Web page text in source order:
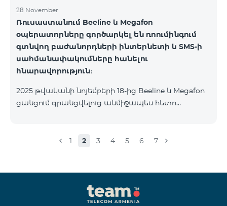
սակագնային փաթեթին, որի շրջանակներում
կստանան անսահմանափակ ինտերնետ, 2000
րոպե դեպի ՀՀ բոլոր ցանցեր, ԱՄՆ, Կանադա, ՌԴ
Beeline և Tele2 ցանցեր, 500 SMS, 200 ՄԲ
ռոումինգում, 60 TV ալիք։ «BeFree 5000 unlimit»
սակագնային փաթեթի ամսավճարը կազմում է
սակագնային փաթեթը կդադարի գ
28 November
Ռուսաստանում Beeline և Megafon
օպերատորները գործարկել են ռոումինգում
գտնվող բաժանորդների ինտերնետի և SMS-ի
սահմանափակումները հանելու
հնարավորություն։
2025 թվականի նոյեմբերի 18-ից Beeline և Megafon
ցանցում գրանցվելուց անմիջապես հետո
էջին։ Ստուգումը հաջողությամբ անցնելուց հետո
կերպով։ Խնդրում ենք ուշադրություն դարձնել, որ
Captcha հղումն աշխատում է միայն
համապատասխան օպերատորի բջջային
1 2 3 4 5 6 7